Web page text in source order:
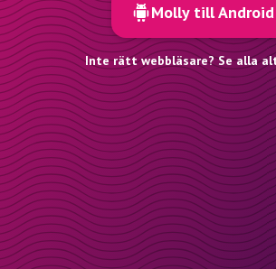
Molly till Android
Inte rätt webbläsare? Se alla